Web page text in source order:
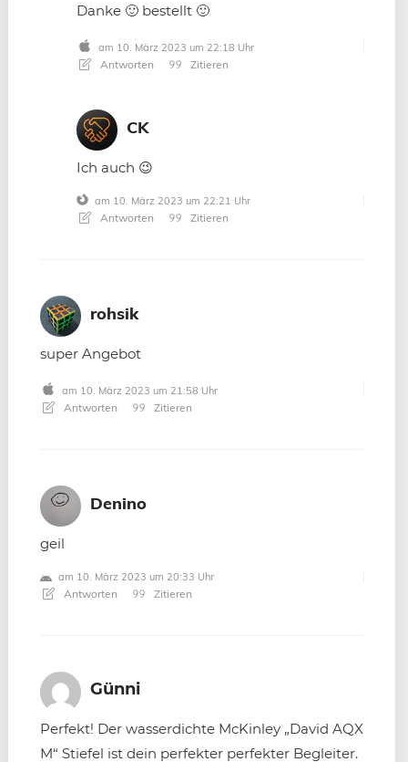
Danke 🙂 bestellt 🙂
am 10. März 2023 um 22:18 Uhr
Antworten Zitieren
CK
Ich auch 😉
am 10. März 2023 um 22:21 Uhr
Antworten Zitieren
rohsik
super Angebot
am 10. März 2023 um 21:58 Uhr
Antworten Zitieren
Denino
geil
am 10. März 2023 um 20:33 Uhr
Antworten Zitieren
Günni
Perfekt! Der wasserdichte McKinley „David AQX
M“ Stiefel ist dein perfekter perfekter Begleiter.